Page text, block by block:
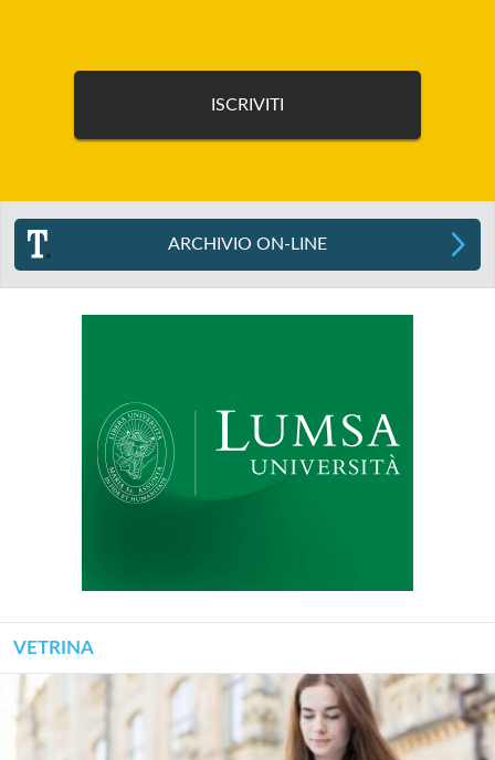
ARCHIVIO ON-LINE
VETRINA